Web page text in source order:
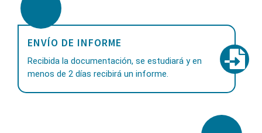
ENVÍO DE INFORME
Recibida la documentación, se estudiará y en
menos de 2 días recibirá un informe.